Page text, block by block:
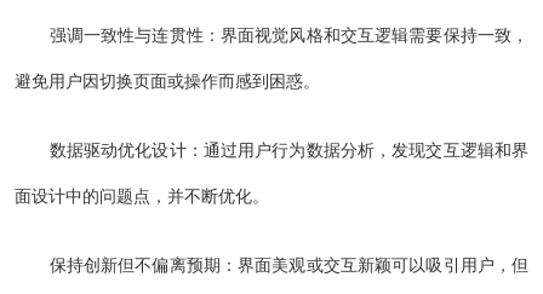
强调一致性与连贯性：界面视觉风格和交互逻辑需要保持一致，
避免用户因切换页面或操作而感到困惑。
数据驱动优化设计：通过用户行为数据分析，发现交互逻辑和界
面设计中的问题点，并不断优化。
保持创新但不偏离预期：界面美观或交互新颖可以吸引用户，但